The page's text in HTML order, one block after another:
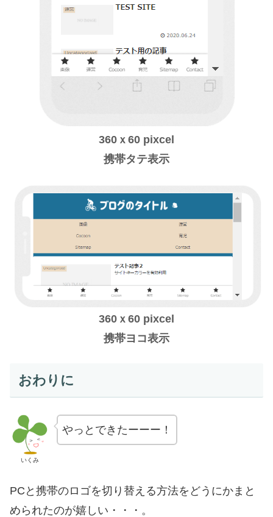
360ｘ60 pixcel
携帯タテ表示
360ｘ60 pixcel
携帯ヨコ表示
おわりに
いくみ
やっとできたーーー！
PCと携帯のロゴを切り替える方法をどうにかまと
められたのが嬉しい・・・。